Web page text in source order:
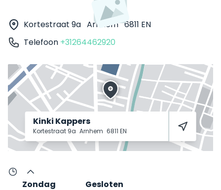
Kortestraat 9a Arnhem 6811 EN
Telefoon +31264462920
Kinki Kappers
Kortestraat 9a Arnhem 6811 EN
Zondag
Gesloten